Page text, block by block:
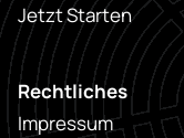
Jetzt Starten
Rechtliches
Impressum